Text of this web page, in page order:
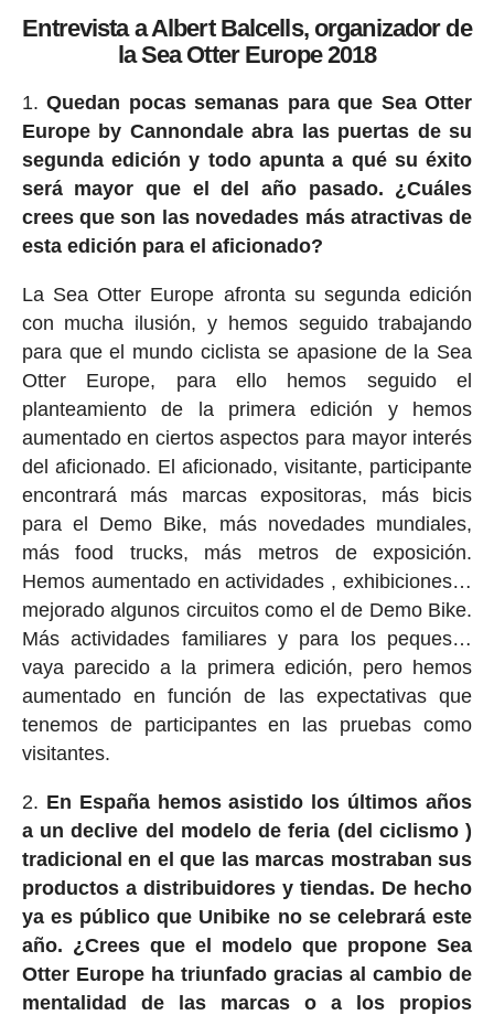
Entrevista a Albert Balcells, organizador de
la Sea Otter Europe 2018
Quedan pocas semanas para que Sea Otter
Europe by Cannondale abra las puertas de su
segunda edición y todo apunta a qué su éxito
será mayor que el del año pasado. ¿Cuáles
crees que son las novedades más atractivas de
esta edición para el aficionado?
La Sea Otter Europe afronta su segunda edición
con mucha ilusión, y hemos seguido trabajando
para que el mundo ciclista se apasione de la Sea
Otter Europe, para ello hemos seguido el
planteamiento de la primera edición y hemos
aumentado en ciertos aspectos para mayor interés
del aficionado. El aficionado, visitante, participante
encontrará más marcas expositoras, más bicis
para el Demo Bike, más novedades mundiales,
más food trucks, más metros de exposición.
Hemos aumentado en actividades , exhibiciones…
mejorado algunos circuitos como el de Demo Bike.
Más actividades familiares y para los peques…
vaya parecido a la primera edición, pero hemos
aumentado en función de las expectativas que
tenemos de participantes en las pruebas como
visitantes.
En España hemos asistido los últimos años
a un declive del modelo de feria (del ciclismo )
tradicional en el que las marcas mostraban sus
productos a distribuidores y tiendas. De hecho
ya es público que Unibike no se celebrará este
año. ¿Crees que el modelo que propone Sea
Otter Europe ha triunfado gracias al cambio de
mentalidad de las marcas o a los propios